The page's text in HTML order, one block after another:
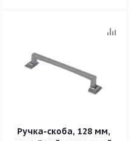
Ручка-скоба, 128 мм,